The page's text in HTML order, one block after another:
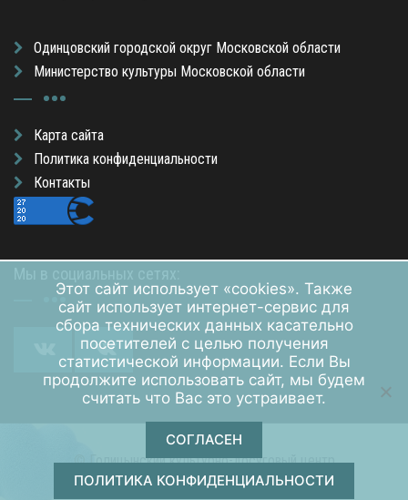
Одинцовский городской округ Московской области
Министерство культуры Московской области
Карта сайта
Политика конфиденциальности
Контакты
© Голицынский культурно-досуговый центр
Обслуживание и хостинг сайта — "RED COMPANY"
Этот сайт использует «cookies». Также
сайт использует интернет-сервис для
сбора технических данных касательно
посетителей с целью получения
статистической информации. Если Вы
продолжите использовать сайт, мы будем
считать что Вас это устраивает.
СОГЛАСЕН
ПОЛИТИКА КОНФИДЕНЦИАЛЬНОСТИ